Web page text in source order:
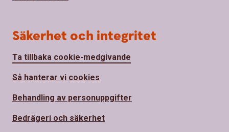
Säkerhet och integritet
Ta tillbaka cookie-medgivande
Så hanterar vi cookies
Behandling av personuppgifter
Bedrägeri och säkerhet